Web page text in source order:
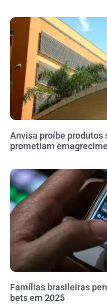
Anvisa proíbe produtos
prometiam
Famílias brasileiras
bets em 2025